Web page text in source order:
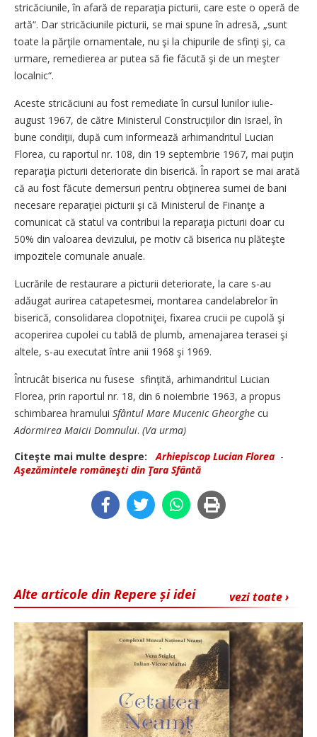
stricăciunile, în afară de reparaţia picturii, care este o operă de
artă“. Dar stricăciunile picturii, se mai spune în adresă, „sunt
toate la părţile ornamentale, nu şi la chipurile de sfinţi şi, ca
urmare, remedierea ar putea să fie făcută şi de un meşter
localnic“.
Aceste stricăciuni au fost remediate în cursul lunilor iulie-
august 1967, de către Ministerul Construcţiilor din Israel, în
bune condiţii, după cum informează arhimandritul Lucian
Florea, cu raportul nr. 108, din 19 septembrie 1967, mai puţin
reparaţia picturii deteriorate din biserică. În raport se mai arată
că au fost făcute demersuri pentru obţinerea sumei de bani
necesare reparaţiei picturii şi că Ministerul de Finanţe a
comunicat că statul va contribui la reparaţia picturii doar cu
50% din valoarea devizului, pe motiv că biserica nu plăteşte
impozitele comunale anuale.
Lucrările de restaurare a picturii deteriorate, la care s-au
adăugat aurirea catapetesmei, montarea candelabrelor în
biserică, consolidarea clopotniţei, fixarea crucii pe cupolă şi
acoperirea cupolei cu tablă de plumb, amenajarea terasei şi
altele, s-au executat între anii 1968 şi 1969.
Întrucât biserica nu fusese sfinţită, arhimandritul Lucian
Florea, prin raportul nr. 18, din 6 noiembrie 1963, a propus
schimbarea hramului Sfântul Mare Mucenic Gheorghe cu
Adormirea Maicii Domnului. (Va urma)
Citeşte mai multe despre:
Ar­hi­e­pis­cop Lucian Florea -
Aşezămintele româneşti din Ţara Sfântă
vezi toate ›
Alte articole din Repere și idei